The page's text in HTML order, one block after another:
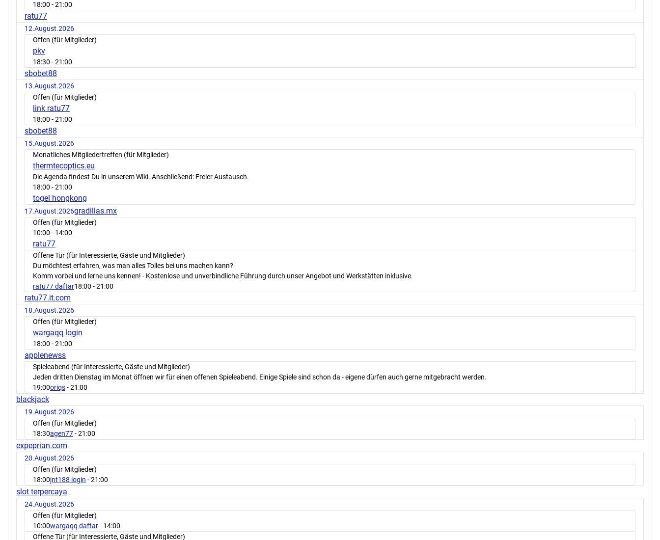
18:00 - 21:00
ratu77
12.August.2026
Offen (für Mitglieder)
pkv
18:30 - 21:00
sbobet88
13.August.2026
Offen (für Mitglieder)
link ratu77
18:00 - 21:00
sbobet88
15.August.2026
Monatliches Mitgliedertreffen (für Mitglieder)
thermtecoptics.eu
Die Agenda findest Du in unserem Wiki. Anschließend: Freier Austausch.
18:00 - 21:00
togel hongkong
17.August.2026gradillas.mx
Offen (für Mitglieder)
10:00 - 14:00
ratu77
Offene Tür (für Interessierte, Gäste und Mitglieder)
Du möchtest erfahren, was man alles Tolles bei uns machen kann?
Komm vorbei und lerne uns kennen! - Kostenlose und unverbindliche Führung durch unser Angebot und Werkstätten inklusive.
ratu77 daftar18:00 - 21:00
ratu77.it.com
18.August.2026
Offen (für Mitglieder)
wargaqq login
18:00 - 21:00
applenewss
Spieleabend (für Interessierte, Gäste und Mitglieder)
Jeden dritten Dienstag im Monat öffnen wir für einen offenen Spieleabend. Einige Spiele sind schon da - eigene dürfen auch gerne mitgebracht werden.
19:00oriqs- 21:00
blackjack
19.August.2026
Offen (für Mitglieder)
18:30agen77- 21:00
expeprian.com
20.August.2026
Offen (für Mitglieder)
18:00jnt188 login - 21:00
slot terpercaya
24.August.2026
Offen (für Mitglieder)
10:00wargaqq daftar- 14:00
Offene Tür (für Interessierte, Gäste und Mitglieder)